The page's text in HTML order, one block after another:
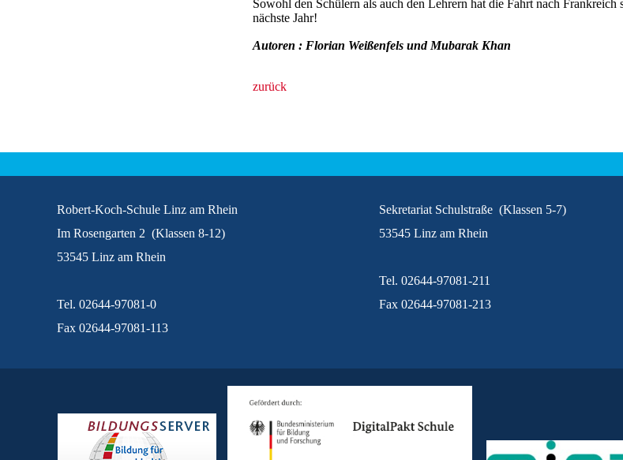
Sowohl den Schülern als auch den Lehrern hat die Fahrt nach
nächste Jahr!
Autoren : Florian Weißenfels und Mubarak Khan
zurück
Robert-Koch-Schule Linz am Rhein
Im Rosengarten 2 (Klassen 8-12)
53545 Linz am Rhein
Tel. 02644-97081-0
Fax 02644-97081-113
Sekretariat Schulstraße (Klassen 5-7)
53545 Linz am Rhein
Tel. 02644-97081-211
Fax 02644-97081-213